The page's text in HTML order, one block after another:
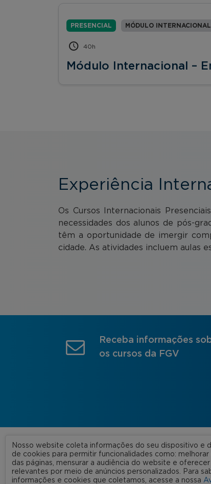
PRESENCIAL MÓDULO INTERNACIONAL
40h
Módulo Internacional –
Experiência
Os Cursos Internacionais
necessidades dos alunos de pós-
têm a oportunidade de imergir
cidade. As atividades incluem aulas
Receba informações
os cursos da FGV
FGV 2023 © Todos os direitos
A
Nosso website coleta informações do seu dispositivo e
de cookies para permitir funcionalidades como:
das páginas, mensurar a audiência do website e
relevantes por meio de anúncios personalizados. Para
informações e cookies que coletamos, acesse a nossa